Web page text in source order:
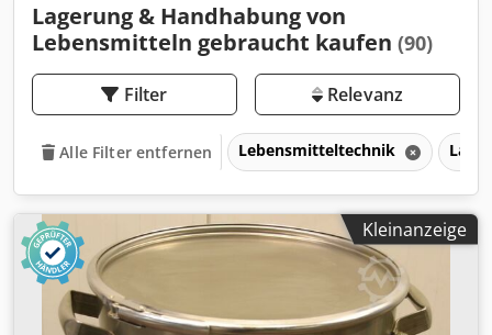
Lagerung & Handhabung von
Lebensmitteln gebraucht kaufen (90)
Filter Relevanz
Alle Filter entfernen Lebensmitteltechnik
Kleinanzeige